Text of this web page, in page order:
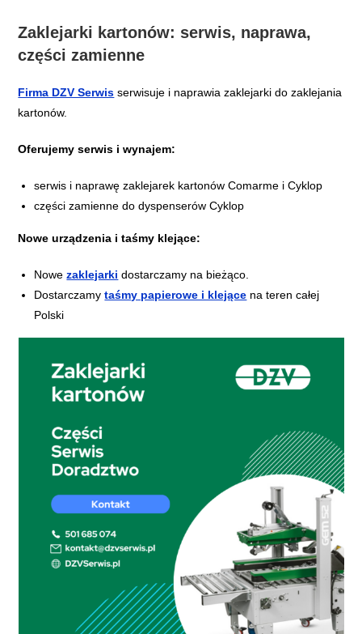
Zaklejarki kartonów: serwis, naprawa,
części zamienne
Firma DZV Serwis serwisuje i naprawia zaklejarki do zaklejania
kartonów.
Oferujemy serwis i wynajem:
serwis i naprawę zaklejarek kartonów Comarme i Cyklop
części zamienne do dyspenserów Cyklop
Nowe urządzenia i taśmy klejące:
Nowezaklejarki dostarczamy na bieżąco.
Dostarczamytaśmy papierowe i klejące na teren całej
Polski